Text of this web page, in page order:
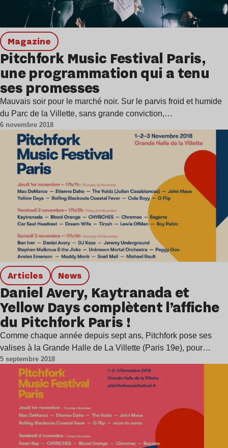
magazine
Pitchfork Music Festival Paris,
une programmation qui a tenu
ses promesses
Mauvais soir pour le marché noir. Sur le parvis froid et humide
du Parc de la Villette, sans grande conviction,…
6 novembre 2018
Articles news
Daniel Avery, Kaytranada et
Yellow Days complètent l’affiche
du Pitchfork Paris !
Comme chaque année depuis sept ans, Pitchfork pose ses
valises à la Grande Halle de La Villette (Paris 19e), pour…
5 septembre 2018